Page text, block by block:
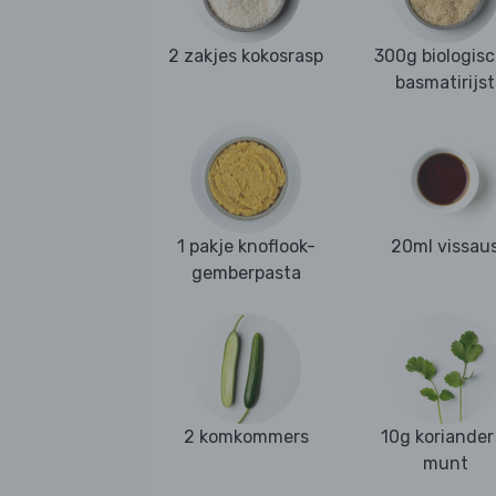
2 zakjes kokosrasp
300g
basmatirijst
1 pakje knoflook-
gemberpasta
20ml
2 komkommers
10g
munt